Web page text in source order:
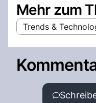
Mehr zum
Trends &